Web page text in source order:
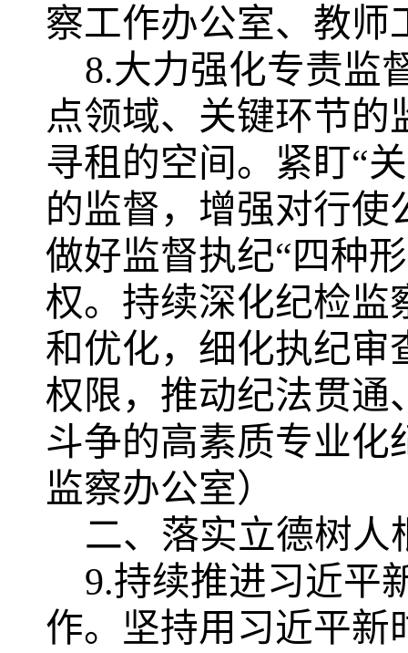
察工作办公室、教师
8.大力强化专责监
点领域、关键环节
寻租的空间。紧盯“
的监督，增强对行使
做好监督执纪“四种
权。持续深化纪检监
和优化，细化执纪审
权限，推动纪法贯通
斗争的高素质专业化
监察办公室）
二、落实立德树人
9.持续推进习近平
作。 坚持用习近平新